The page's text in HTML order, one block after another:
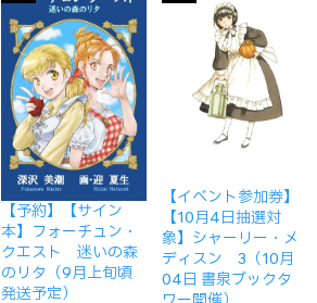
【予約】【サイン
本】フォーチュン・
クエスト 迷いの森
のリタ（9月上旬頃
発送予定）
【イベント参加券】
【10月4日抽選対
象】シャーリー・メ
ディスン 3（10月
04日 書泉ブックタ